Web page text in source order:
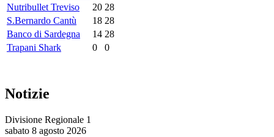
Nutribullet Treviso
20 28
S.Bernardo Cantù
18 28
Banco di Sardegna
14 28
Trapani Shark
0 0
Notizie
Divisione Regionale 1
sabato 8 agosto 2026